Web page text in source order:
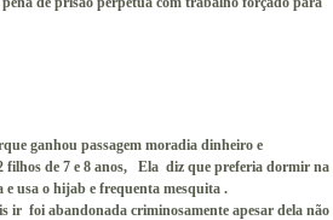
ganhou passagem moradia dinheiro e
filhos de 7 e 8 anos, Ela diz que preferia dormir na
usa o hijab e frequenta mesquita .
ir foi abandonada criminosamente apesar dela não